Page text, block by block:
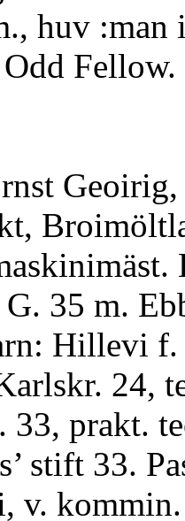
huv :man
Geoirig,
35 m.
Hillevi
24,
33, prakt.
stift 33.
v.